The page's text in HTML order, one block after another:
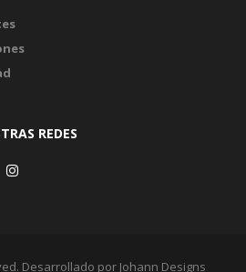
REDES
Desarrollado por Johann Designs